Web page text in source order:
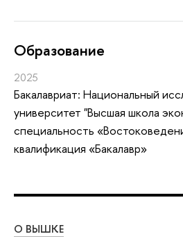
Oбразование
2025
Бакалавриат: Национальный
университет "Высшая школа
специальность
квалификация «Бакалавр»
О ВЫШКЕ